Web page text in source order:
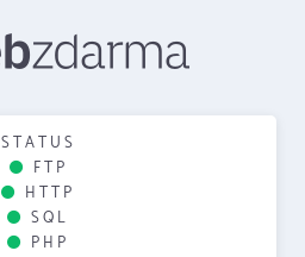
STATUS
FTP
HTTP
SQL
PHP